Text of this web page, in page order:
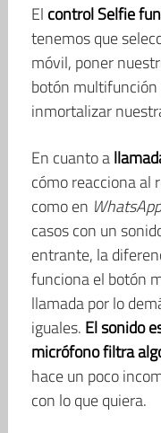
El control Selfie
tenemos que
móvil, poner
botón multifunción
inmortalizar
En cuanto a
cómo reacciona al
como en WhatsApp
casos con un
entrante, la
funciona el botón
llamada por lo
iguales. El sonido
micrófono filtra
hace un poco
con lo que quiera.